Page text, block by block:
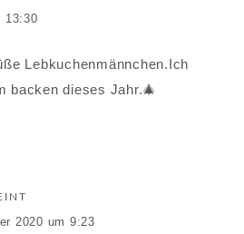
13:30
Lebkuchenmännchen.Ich
backen dieses Jahr.🎄
2020 um 9:23